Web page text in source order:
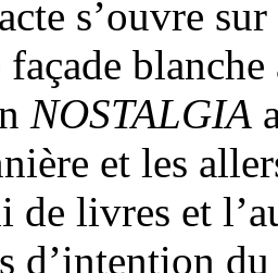
s’ouvre
façade
NOSTALGIA
et les
de livres et
d’intention